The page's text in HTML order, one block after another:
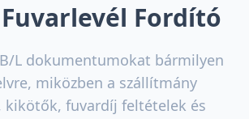
Fordító
L dokumentumokat bármilyen
miközben a szállítmány
kikötők, fuvardíj feltételek és